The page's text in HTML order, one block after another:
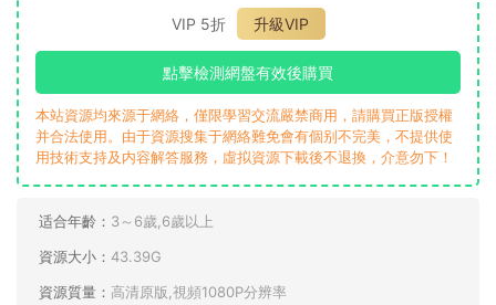
VIP 5折
升級VIP
點擊檢測網盤有效後購買
本站資源均來源于網絡，僅限學習交流嚴禁商用，請購買正版授權
并合法使用。由于資源搜集于網絡難免會有個别不完美，不提供使
用技術支持及内容解答服務，虛拟資源下載後不退換，介意勿下！
适合年齡： 3～6歲,6歲以上
資源大小： 43.39G
資源質量： 高清原版,視頻1080P分辨率